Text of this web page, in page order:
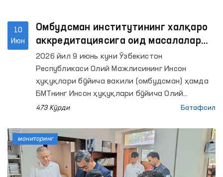
10
Июн
Омбудсман институтининг халқаро
аккредитациясига оид масалалар
муҳокама қилинди
2026 йил 9 июнь куни Ўзбекистон
Республикаси Олий Мажлисининг Инсон
ҳуқуқлари бўйича вакили (омбудсман) ҳамда
БМТнинг Инсон ҳуқуқлари бўйича Олий
комиссари бошқармаси вакиллари
473 Кўрди Батафсил
мониторинг